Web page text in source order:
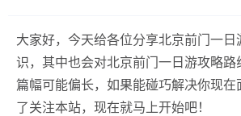
大家好，今天给各位分享北京前门一日
识，其中也会对北京前门一日游攻略路
篇幅可能偏长，如果能碰巧解决你现在
了关注本站，现在就马上开始吧！